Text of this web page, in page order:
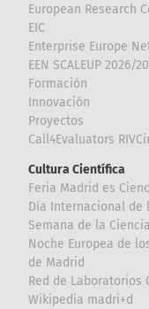
European Research
EIC
Enterprise Europe
EEN SCALEUP 2026/
Formación
Innovación
Proyectos
Call4Evaluators
Cultura Científica
Feria Madrid es
Día Internacional de
Semana de la
Noche Europea de
de Madrid
Red de Laboratorios
Wikipedia madri+d